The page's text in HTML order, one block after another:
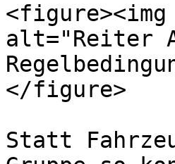
alt="Reiter
</figure>
Statt